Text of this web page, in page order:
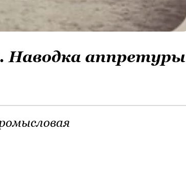
Наводка аппретуры